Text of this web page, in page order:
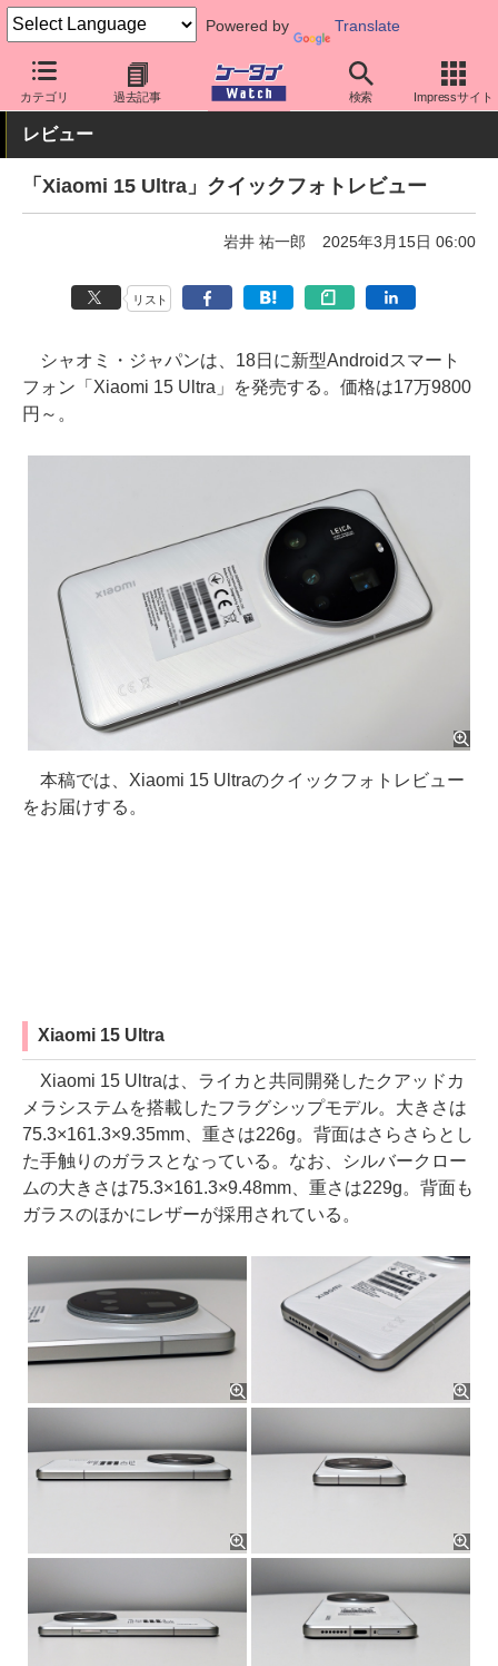
Powered by Translate
カテゴリ 過去記事 検索 Impressサイト
ケータイ Watch OS Android シャオミ
レビュー
「Xiaomi 15 Ultra」クイックフォトレビュー
岩井 祐一郎 2025年3月15日 06:00
リスト
シャオミ・ジャパンは、18日に新型Androidスマート
フォン「Xiaomi 15 Ultra」を発売する。価格は17万9800
円～。
本稿では、Xiaomi 15 Ultraのクイックフォトレビュー
をお届けする。
Xiaomi 15 Ultra
Xiaomi 15 Ultraは、ライカと共同開発したクアッドカ
メラシステムを搭載したフラグシップモデル。大きさは
75.3×161.3×9.35mm、重さは226g。背面はさらさらとし
た手触りのガラスとなっている。なお、シルバークロー
ムの大きさは75.3×161.3×9.48mm、重さは229g。背面も
ガラスのほかにレザーが採用されている。